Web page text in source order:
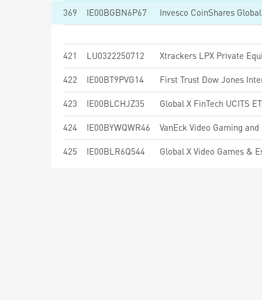
369 IE00BGBN6P67 Invesco CoinShares
421 LU0322250712 Xtrackers LPX Private
422 IE00BT9PVG14
423 IE00BLCHJZ35 Global X FinTech UCITS
424 IE00BYWQWR46 VanEck Video Gaming
425 IE00BLR6Q544 Global X Video Games &